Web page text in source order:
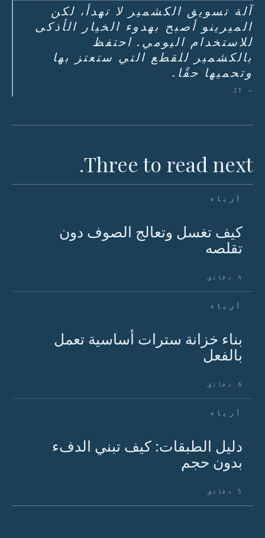
آلة تسويق الكشمير لا تهدأ، لكن
الميرينو أصبح بهدوء الخيار الأذكى
للاستخدام اليومي. احتفظ
بالكشمير للقطع التي ستعتز بها
وتحميها حقًا.
— JT
Three to read next.
أزياء
كيف تغسل وتعالج الصوف دون
تقلصه
4 دقائق
أزياء
بناء خزانة سترات أساسية تعمل
بالفعل
6 دقائق
أزياء
دليل الطبقات: كيف تبني الدفء
بدون حجم
5 دقائق